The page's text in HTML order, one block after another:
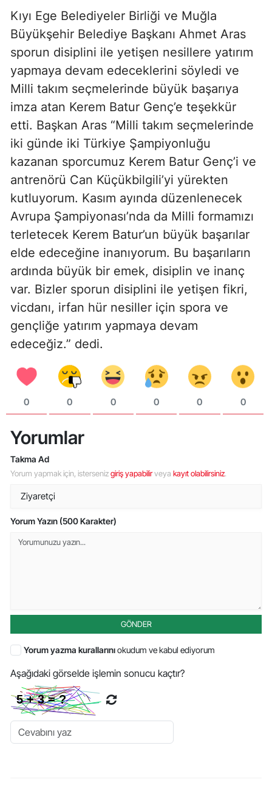
Kıyı Ege Belediyeler Birliği ve Muğla
Büyükşehir Belediye Başkanı Ahmet Aras
sporun disiplini ile yetişen nesillere yatırım
yapmaya devam edeceklerini söyledi ve
Milli takım seçmelerinde büyük başarıya
imza atan Kerem Batur Genç’e teşekkür
etti. Başkan Aras “Milli takım seçmelerinde
iki günde iki Türkiye Şampiyonluğu
kazanan sporcumuz Kerem Batur Genç’i ve
antrenörü Can Küçükbilgili’yi yürekten
kutluyorum. Kasım ayında düzenlenecek
Avrupa Şampiyonası’nda da Milli formamızı
terletecek Kerem Batur’un büyük başarılar
elde edeceğine inanıyorum. Bu başarıların
ardında büyük bir emek, disiplin ve inanç
var. Bizler sporun disiplini ile yetişen fikri,
vicdanı, irfan hür nesiller için spora ve
gençliğe yatırım yapmaya devam
edeceğiz.” dedi.
0 0 0 0 0 0
Yorumlar
Takma Ad
Yorum yapmak için, istersenizgiriş yapabilirveya kayıt olabilirsiniz.
Yorum Yazın (500 Karakter)
GÖNDER
Yorum yazma kurallarınıokudum ve kabul ediyorum
Aşağıdaki görselde işlemin sonucu kaçtır?